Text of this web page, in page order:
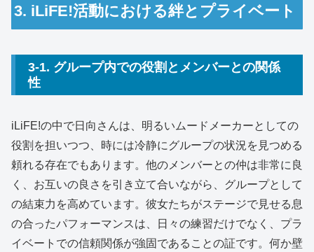
3. iLiFE!活動における絆とプライベート
3-1. グループ内での役割とメンバーとの関係
性
iLiFE!の中で日向さんは、明るいムードメーカーとしての
役割を担いつつ、時には冷静にグループの状況を見つめる
頼れる存在でもあります。他のメンバーとの仲は非常に良
く、お互いの良さを引き立て合いながら、グループとして
の結束力を高めています。彼女たちがステージで見せる息
の合ったパフォーマンスは、日々の練習だけでなく、プラ
イベートでの信頼関係が強固であることの証です。何か壁